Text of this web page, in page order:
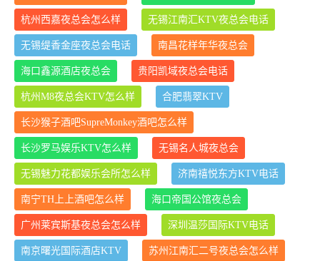
杭州西嘉夜总会怎么样 无锡江南汇KTV夜总会电话
无锡缇香金座夜总会电话 南昌花样年华夜总会
海口鑫源酒店夜总会 贵阳凯域夜总会电话
杭州M8夜总会KTV怎么样 合肥翡翠KTV
长沙猴子酒吧SupreMonkey酒吧怎么样
长沙罗马娱乐KTV怎么样 无锡名人城夜总会
无锡魅力花都娱乐会所怎么样 济南禧悦东方KTV电话
南宁TH上上酒吧怎么样 海口帝国公馆夜总会
广州莱宾斯基夜总会怎么样 深圳温莎国际KTV电话
南京曙光国际酒店KTV 苏州江南汇二号夜总会怎么样